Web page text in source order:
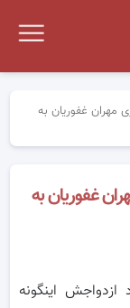
مهران غفوریان به
غفوریان به
اینگونه